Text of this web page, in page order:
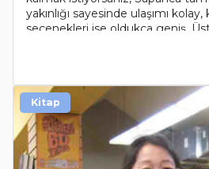
yakınlığı sayesinde ulaşımı
seçenekleri ise oldukça geniş.
Kitap